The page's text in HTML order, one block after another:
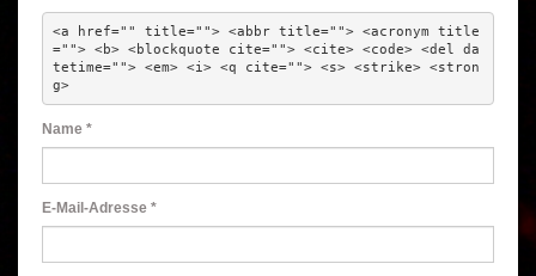
<a href="" title=""> <abbr title=""> <acronym title
=""> <b> <blockquote cite=""> <cite> <code> <del da
tetime=""> <em> <i> <q cite=""> <s> <strike> <stron
g>
Name *
E-Mail-Adresse *